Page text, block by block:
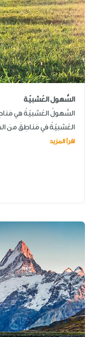
السُّهول العُشبيّة
السُّهولُ العُشبيّةُ هي
العُشبيّةُ في مَناطِقَ منَ
اقرأ المزيد